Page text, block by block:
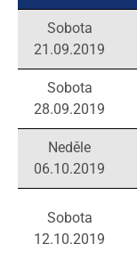
Sobota
21.09.2019
Sobota
28.09.2019
Neděle
06.10.2019
Sobota
12.10.2019